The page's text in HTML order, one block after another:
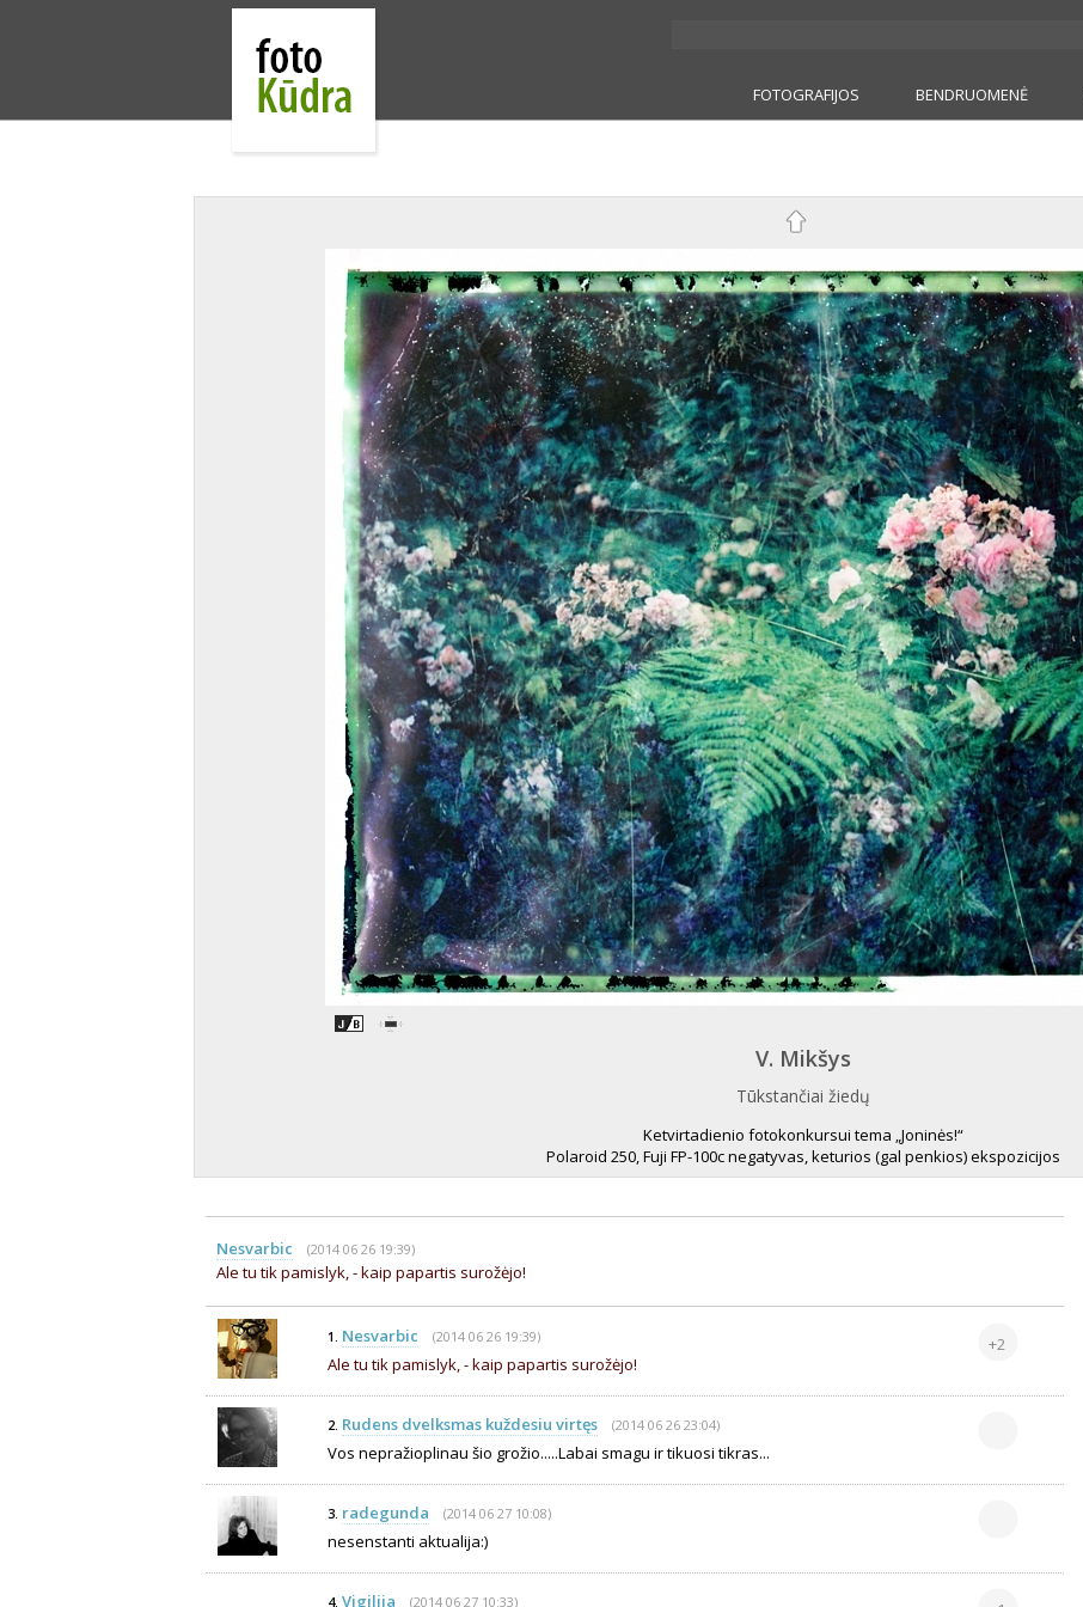
FOTOGRAFIJOS BENDRUOMENĖ
V. Mikšys
Tūkstančiai žiedų
Ketvirtadienio fotokonkursui tema „Joninės!“
Polaroid 250, Fuji FP-100c negatyvas, keturios (gal penkios) ekspozicijos
Nesvarbic (2014 06 26 19:39)
Ale tu tik pamislyk, - kaip papartis surožėjo!
1. Nesvarbic (2014 06 26 19:39)
Ale tu tik pamislyk, - kaip papartis surožėjo!
+2
2. Rudens dvelksmas kuždesiu virtęs (2014 06 26 23:04)
Vos nepražioplinau šio grožio.....Labai smagu ir tikuosi tikras...
3. radegunda (2014 06 27 10:08)
nesenstanti aktualija:)
4. Vigilija (2014 06 27 10:33)